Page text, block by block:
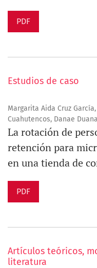
PDF
Estudios de caso
Margarita Aida Cruz
Cuahutencos, Danae
La rotación de
retención para
en una tienda de
PDF
Artículos teóricos,
literatura